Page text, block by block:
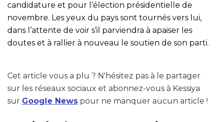
candidature et pour l’élection présidentielle de
novembre. Les yeux du pays sont tournés vers lui,
dans l’attente de voir s’il parviendra à apaiser les
doutes et à rallier à nouveau le soutien de son parti.
Cet article vous a plu ? N'hésitez pas à le partager
sur les réseaux sociaux et abonnez-vous à Kessiya
sur Google News pour ne manquer aucun article !